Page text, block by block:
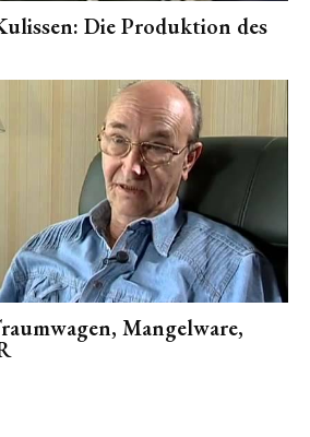
Die Produktion des
Mangelware,